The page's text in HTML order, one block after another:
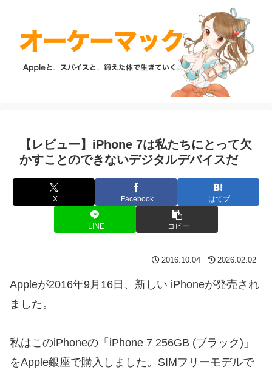
【レビュー】iPhone 7は私たちにとって欠
かすことのできないデジタルデバイスだ
X Facebook はてブ
LINE コピー
2016.10.04 2026.02.02
Appleが2016年9月16日、新しい iPhoneが発売され
ました。
私はこのiPhoneの「iPhone 7 256GB (ブラック)」
をApple銀座で購入しました。SIMフリーモデルで